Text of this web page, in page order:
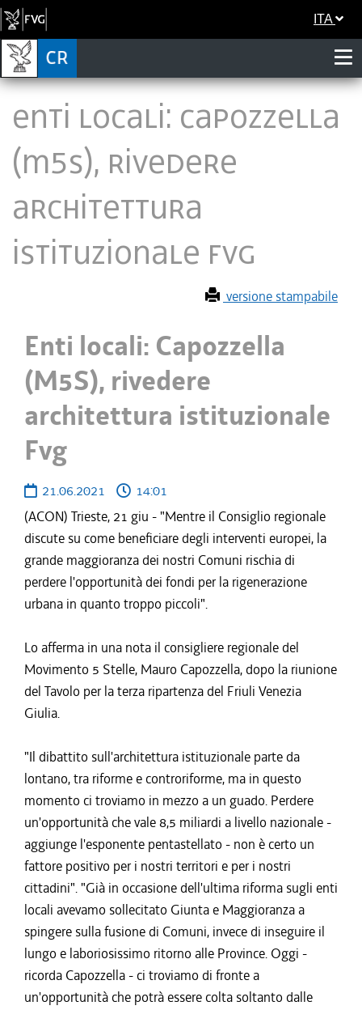
ITA
Enti locali: Capozzella
(M5S), rivedere
architettura
istituzionale Fvg
versione stampabile
Enti locali: Capozzella
(M5S), rivedere
architettura istituzionale
Fvg
21.06.2021
14:01
(ACON) Trieste, 21 giu - "Mentre il Consiglio regionale
discute su come beneficiare degli interventi europei, la
grande maggioranza dei nostri Comuni rischia di
perdere l'opportunità dei fondi per la rigenerazione
urbana in quanto troppo piccoli".
Lo afferma in una nota il consigliere regionale del
Movimento 5 Stelle, Mauro Capozzella, dopo la riunione
del Tavolo per la terza ripartenza del Friuli Venezia
Giulia.
"Il dibattito sull'architettura istituzionale parte da
lontano, tra riforme e controriforme, ma in questo
momento ci troviamo in mezzo a un guado. Perdere
un'opportunità che vale 8,5 miliardi a livello nazionale -
aggiunge l'esponente pentastellato - non è certo un
fattore positivo per i nostri territori e per i nostri
cittadini". "Già in occasione dell'ultima riforma sugli enti
locali avevamo sollecitato Giunta e Maggioranza a
spingere sulla fusione di Comuni, invece di inseguire il
lungo e laboriosissimo ritorno alle Province. Oggi -
ricorda Capozzella - ci troviamo di fronte a
un'opportunità che potrà essere colta soltanto dalle